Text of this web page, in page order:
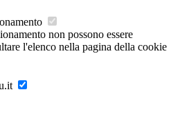
non possono essere
l'elenco nella pagina della cookie